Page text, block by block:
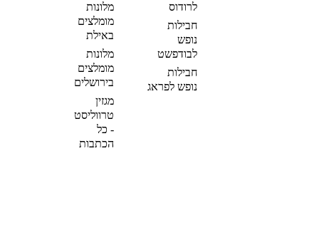
לרודוס
חבילות
נופש
לבודפשט
חבילות
נופש לפראג
מלונות
מומלצים
באילת
מלונות
מומלצים
בירושלים
מגזין
טרווליסט
- כל
הכתבות